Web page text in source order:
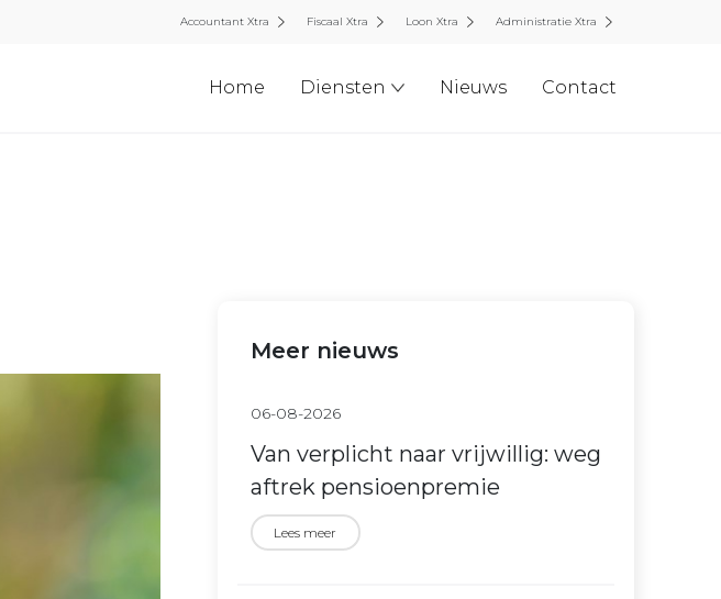
Accountant Xtra Fiscaal Xtra Loon Xtra Administratie Xtra
Home Diensten Nieuws Contact
Meer nieuws
06-08-2026
Van verplicht naar vrijwillig: weg
aftrek pensioenpremie
Lees meer